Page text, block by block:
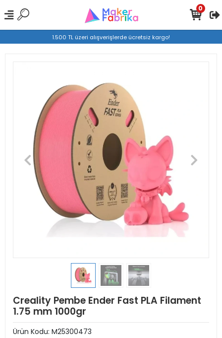
1.500 TL üzeri alışverişlerde ücretsiz kargo!
0
Creality Pembe Ender Fast PLA Filament
1.75 mm 1000gr
Ürün Kodu: M25300473